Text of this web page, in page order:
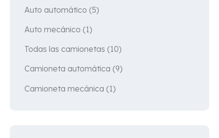
Auto automático (5)
Auto mecánico (1)
Todas las camionetas (10)
Camioneta automática (9)
Camioneta mecánica (1)